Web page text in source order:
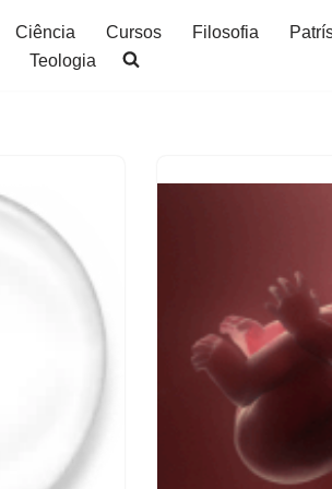
Ciência Cursos Filosofia
Teologia